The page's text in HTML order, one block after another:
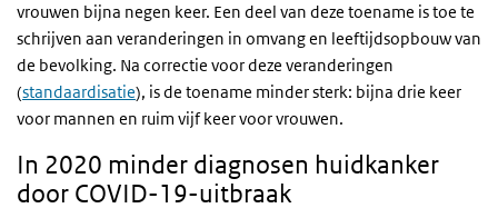
vrouwen bijna negen keer. Een deel van deze toename is toe te
schrijven aan veranderingen in omvang en leeftijdsopbouw van
de bevolking. Na correctie voor deze veranderingen
(standaardisatie), is de toename minder sterk: bijna drie keer
voor mannen en ruim vijf keer voor vrouwen.
In 2020 minder diagnosen huidkanker
door COVID-19-uitbraak